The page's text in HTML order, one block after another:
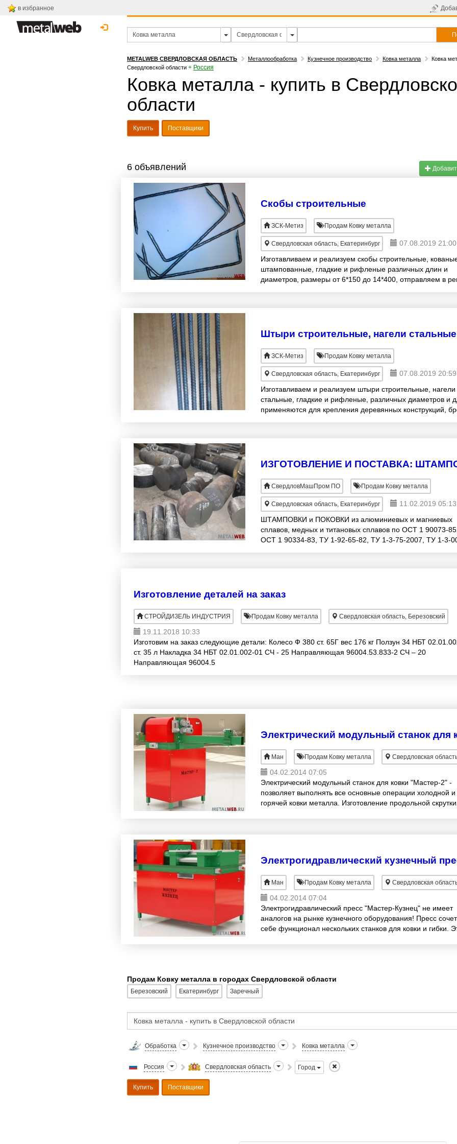
в избранное
METALWEB СВЕРДЛОВСКАЯ ОБЛАСТЬ Металлообработка Кузнечное производство Ковка металла
Ковка
Свердловской области + Россия
Ковка металла - купить в
области
Купить Поставщики
6 объявлений
Скобы строительные
ЗСК-Метиз Продам Ковку металла
Свердловская область, Екатеринбург
07.08.2019 21:00
Изготавливаем и реализуем скобы строительные,
штампованные, гладкие и рифленые различных длин и
диаметров, размеры от 6*150 до 14*400, отправляем в
Штыри строительные, нагели стальные
ЗСК-Метиз Продам Ковку металла
Свердловская область, Екатеринбург
07.08.2019 20:59
Изготавливаем и реализуем штыри строительные, нагели
стальные, гладкие и рифленые, различных диаметров и
применяются для крепления деревянных конструкций,
СвердловМашПром ПО Продам Ковку металла
Свердловская область, Екатеринбург
11.02.2019 05:13
ШТАМПОВКИ и ПОКОВКИ из алюминиевых и магниевых
сплавов, медных и титановых сплавов по ОСТ 1 90073-85,
ОСТ 1 90334-83, ТУ 1-92-65-82, ТУ 1-3-75-2007, ТУ 1-3-
Изготовление деталей на заказ
СТРОЙДИЗЕЛЬ ИНДУСТРИЯ Продам Ковку металла Свердловская область, Березовский
19.11.2018 10:33
Изготовим на заказ следующие детали: Колесо Ф 380 ст. 65Г вес 176 кг Ползун 34 НБТ
ст. 35 л Накладка 34 НБТ 02.01.002-01 СЧ - 25 Направляющая 96004.53.833-2 СЧ – 20
Направляющая 96004.5
Ман Продам Ковку металла Свердловская
04.02.2014 07:05
Электрический модульный станок для ковки "Мастер-2" -
позволяет выполнять все основные операции холодной и
горячей ковки металла. Изготовление продольной скрутки,
Ман Продам Ковку металла Свердловская
04.02.2014 07:04
Электрогидравлический пресс "Мастер-Кузнец" не имеет
аналогов на рынке кузнечного оборудования! Пресс
себе функционал нескольких станков для ковки и гибки.
Продам Ковку металла в городах Свердловской области
Березовский Екатеринбург Заречный
Обработка Кузнечное производство Ковка металла
Россия Свердловская область Город
Купить Поставщики